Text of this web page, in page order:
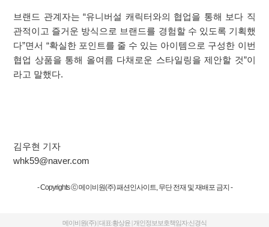
브랜드 관계자는 “유니버설 캐릭터와의 협업을 통해 보다 직
관적이고 즐거운 방식으로 브랜드를 경험할 수 있도록 기획했
다”면서 “확실한 포인트를 줄 수 있는 아이템으로 구성한 이번
협업 상품을 통해 올여름 다채로운 스타일링을 제안할 것”이
라고 말했다.
김우현 기자
whk59@naver.com
- Copyrights ⓒ 메이비원(주) 패션인사이트, 무단 전재 및 재배포 금지 -
메이비원(주) | 대표:황상윤 | 개인정보보호책임자:신경식